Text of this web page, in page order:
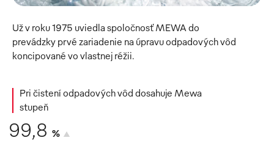
Už v roku 1975 uviedla spoločnosť MEWA do
prevádzky prvé zariadenie na úpravu odpadových vôd
koncipované vo vlastnej réžii.
Pri čistení odpadových vôd dosahuje Mewa
stupeň
99,8 %